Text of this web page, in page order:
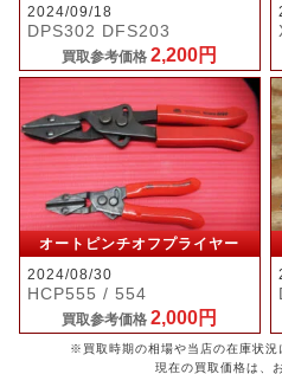
2024/09/18
DPS302 DFS203
買取参考価格2,200円
オートピンチオフプライヤー
2024/08/30
HCP555 / 554
買取参考価格2,000円
※買取時期の相場や当店の在庫状況
現在の買取価格は、